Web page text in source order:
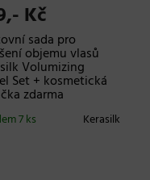
Kč
sada pro
objemu vlasů
Volumizing
Set + kosmetická
zdarma
Kerasilk
7 ks